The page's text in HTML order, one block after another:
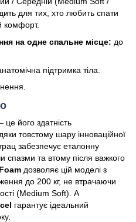
для тих, хто любить спати
комфорт.
на одне спальне місце: до
підтримка тіла.
це його здатність
товстому шару інноваційної
забезпечує еталонну
спазми та втому після важкого
дозволяє цій моделі з
до 200 кг, не втрачаючи
(Medium Soft). А
гарантує ідеальний